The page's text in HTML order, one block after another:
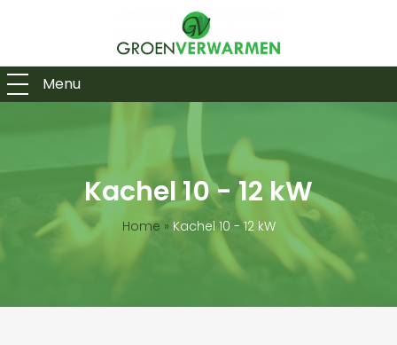
Menu
Kachel 10 - 12 kW
Home » Kachel 10 - 12 kW